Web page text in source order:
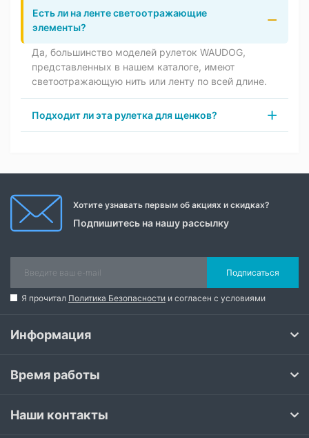
Есть ли на ленте светоотражающие
элементы?
Да, большинство моделей рулеток WAUDOG,
представленных в нашем каталоге, имеют
светоотражающую нить или ленту по всей длине.
Подходит ли эта рулетка для щенков?
Хотите узнавать первым об акциях и скидках?
Подпишитесь на нашу рассылку
Подписаться
Я прочитал Политика Безопасности и согласен с условиями
Информация
Время работы
Наши контакты